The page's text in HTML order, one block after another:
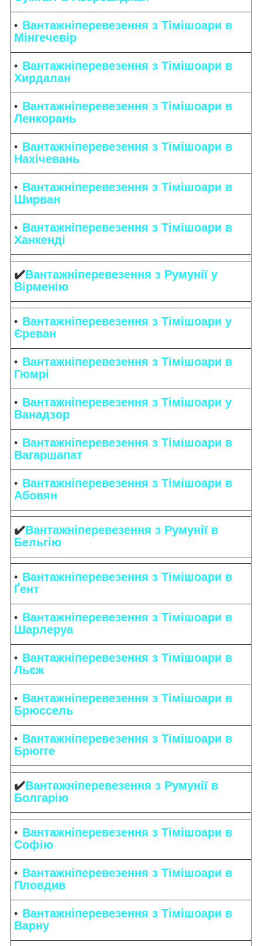
Вантажніперевезення з Тімішоари в
Мінгечевір
Вантажніперевезення з Тімішоари в
Хирдалан
Вантажніперевезення з Тімішоари в
Ленкорань
Вантажніперевезення з Тімішоари в
Нахічевань
Вантажніперевезення з Тімішоари в
Ширван
Вантажніперевезення з Тімішоари в
Ханкенді
✔️Вантажніперевезення з Румунії у
Вірменію
Вантажніперевезення з Тімішоари у
Єреван
Вантажніперевезення з Тімішоари в
Гюмрі
Вантажніперевезення з Тімішоари у
Ванадзор
Вантажніперевезення з Тімішоари в
Вагаршапат
Вантажніперевезення з Тімішоари в
Абовян
✔️Вантажніперевезення з Румунії в
Бельгію
Вантажніперевезення з Тімішоари в
Ґент
Вантажніперевезення з Тімішоари в
Шарлеруа
Вантажніперевезення з Тімішоари в
Льєж
Вантажніперевезення з Тімішоари в
Брюссель
Вантажніперевезення з Тімішоари в
Брюгге
✔️Вантажніперевезення з Румунії в
Болгарію
Вантажніперевезення з Тімішоари в
Софію
Вантажніперевезення з Тімішоари в
Пловдив
Вантажніперевезення з Тімішоари в
Варну